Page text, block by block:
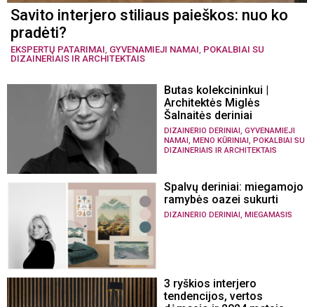
Savito interjero stiliaus paieškos: nuo ko
pradėti?
EKSPERTŲ PATARIMAI GYVENAMIEJI NAMAI POKALBIAI SU
DIZAINERIAIS IR ARCHITEKTAIS
Butas kolekcininkui |
Architektės Miglės
Šalnaitės deriniai
DIZAINERIO DERINIAI GYVENAMIEJI
NAMAI MENO KŪRINIAI POKALBIAI SU
DIZAINERIAIS IR ARCHITEKTAIS
Spalvų deriniai: miegamojo
ramybės oazei sukurti
DIZAINERIO DERINIAI , MIEGAMASIS
3 ryškios interjero
tendencijos, vertos